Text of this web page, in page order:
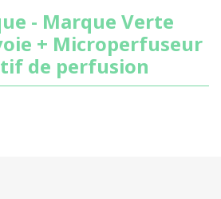
- Marque Verte
+ Microperfuseur
de perfusion